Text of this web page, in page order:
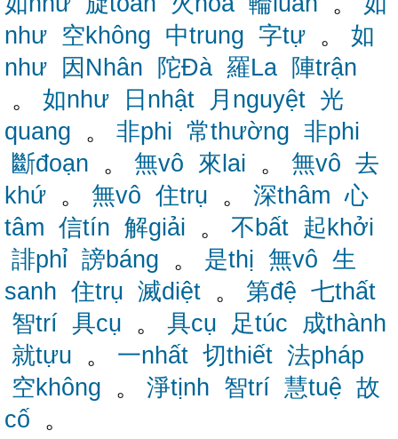
như 空không 中trung 字tự 。 如
như
因Nhân 陀Đà 羅La
陣trận
。 如như 日nhật 月nguyệt 光
quang 。 非phi 常thường 非phi
斷đoạn 。 無vô 來lai 。 無vô 去
khứ 。 無vô 住trụ 。 深thâm 心
tâm 信tín 解giải 。 不bất 起khởi
誹phỉ 謗báng 。 是thị 無vô 生
sanh 住trụ 滅diệt 。 第đệ 七thất
智trí 具cụ 。 具cụ 足túc
成thành
就tựu 。 一nhất 切thiết 法pháp
空không 。 淨tịnh 智trí 慧tuệ 故
cố 。